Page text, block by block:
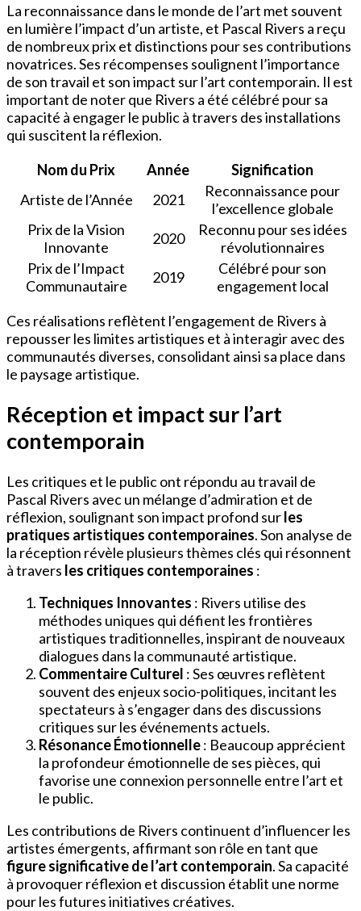
La reconnaissance dans le monde de l’art met souvent
en lumière l’impact d’un artiste, et Pascal Rivers a reçu
de nombreux prix et distinctions pour ses contributions
novatrices. Ses récompenses soulignent l’importance
de son travail et son impact sur l’art contemporain. Il est
important de noter que Rivers a été célébré pour sa
capacité à engager le public à travers des installations
qui suscitent la réflexion.
Nom du Prix
Année
Signification
Artiste de l’Année
2021
Reconnaissance pour
l’excellence globale
Prix de la Vision
Innovante
2020
Reconnu pour ses idées
révolutionnaires
Prix de l’Impact
Communautaire
2019
Célébré pour son
engagement local
Ces réalisations reflètent l’engagement de Rivers à
repousser les limites artistiques et à interagir avec des
communautés diverses, consolidant ainsi sa place dans
le paysage artistique.
Réception et impact sur l’art
contemporain
Les critiques et le public ont répondu au travail de
Pascal Rivers avec un mélange d’admiration et de
réflexion, soulignant son impact profond surles
pratiques artistiques contemporaines. Son analyse de
la réception révèle plusieurs thèmes clés qui résonnent
à travers les critiques contemporaines :
Techniques Innovantes : Rivers utilise des
méthodes uniques qui défient les frontières
artistiques traditionnelles, inspirant de nouveaux
dialogues dans la communauté artistique.
Commentaire Culturel : Ses œuvres reflètent
souvent des enjeux socio-politiques, incitant les
spectateurs à s’engager dans des discussions
critiques sur les événements actuels.
Résonance Émotionnelle: Beaucoup apprécient
la profondeur émotionnelle de ses pièces, qui
favorise une connexion personnelle entre l’art et
le public.
Les contributions de Rivers continuent d’influencer les
artistes émergents, affirmant son rôle en tant que
figure significative de l’art contemporain. Sa capacité
à provoquer réflexion et discussion établit une norme
pour les futures initiatives créatives.